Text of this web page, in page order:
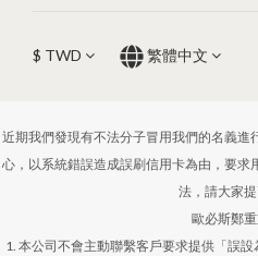
$ TWD 繁體中文
近期我們發現有不法分子冒用我們的名義進
心，以系統錯誤造成誤刷信用卡為由，要求
法，請大家提
歐必斯鄭重
1. 本公司不會主動聯繫客戶要求提供「誤